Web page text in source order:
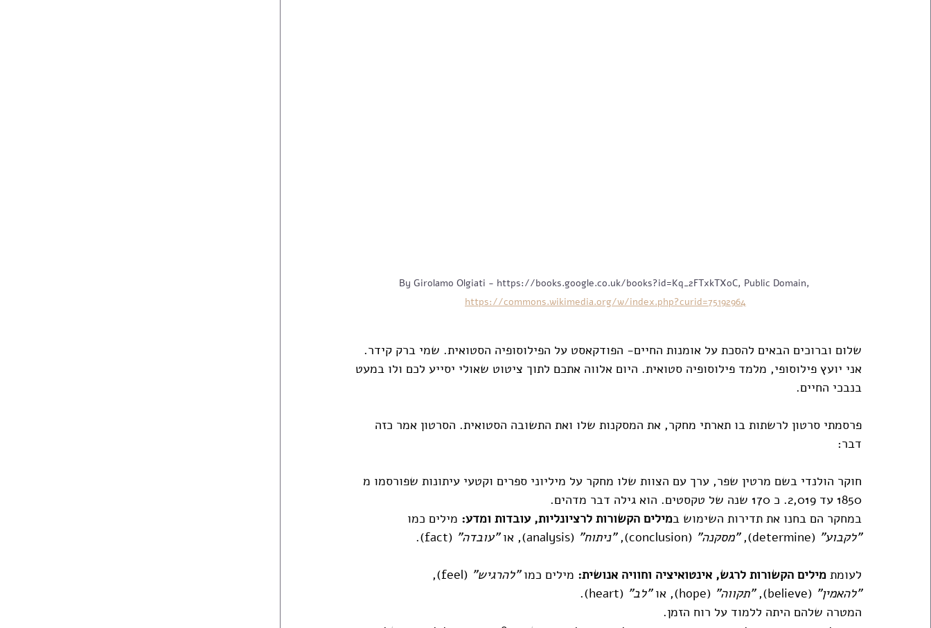
By Girolamo Olgiati - https://books.google.co.uk/books?id=Kq_2FTxkTXoC, Public Domain,
https://commons.wikimedia.org/w/index.php?curid=75192964
שלום וברוכים הבאים להסכת על אומנות החיים- הפודקאסט על הפילוסופיה הסטואית. שמי ברק קידר.
אני יועץ פילוסופי, מלמד פילוסופיה סטואית. היום אלווה אתכם לתוך ציטוט שאולי יסייע לכם ולו במעט
בנבכי החיים.
פרסמתי סרטון לרשתות בו תארתי מחקר, את המסקנות שלו ואת התשובה הסטואית. הסרטון אמר כזה
דבר:
חוקר הולנדי בשם מרטין שפר, ערך עם הצוות שלו מחקר על מיליוני ספרים וקטעי עיתונות שפורסמו מ
1850 עד 2,019. כ 170 שנה של טקסטים. הוא גילה דבר מדהים.
במחקר הם בחנו את תדירות השימוש במילים הקשורות לרציונליות, עובדות ומדע: מילים כמו
"לקבוע" (determine), "מסקנה" (conclusion), "ניתוח" (analysis), או "עובדה" (fact).
לעומת מילים הקשורות לרגש, אינטואיציה וחוויה אנושית: מילים כמו "להרגיש" (feel),
"להאמין" (believe), "תקווה" (hope), או "לב" (heart).
המטרה שלהם היתה ללמוד על רוח הזמן.